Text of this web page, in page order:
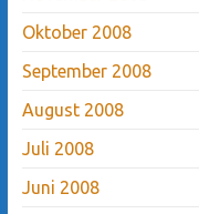
Oktober 2008
September 2008
August 2008
Juli 2008
Juni 2008